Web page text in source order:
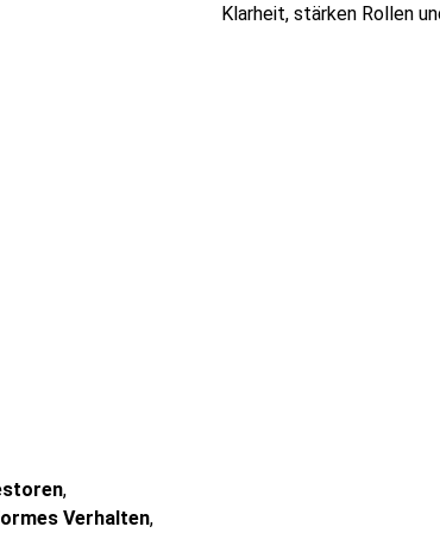
Klarheit, stärken Rollen
,
Verhalten,